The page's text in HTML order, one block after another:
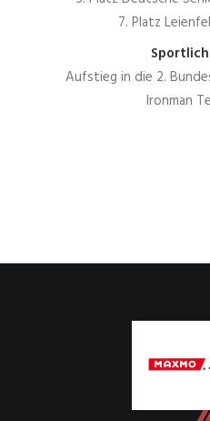
7. Platz
Aufstieg in die 2.
Ironman